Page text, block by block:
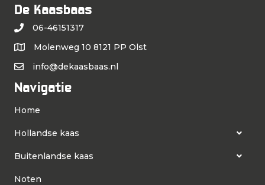
De Kaasbaas
06-46151317
Molenweg 10 8121 PP Olst
info@dekaasbaas.nl
Navigatie
Home
Hollandse kaas
Buitenlandse kaas
Noten